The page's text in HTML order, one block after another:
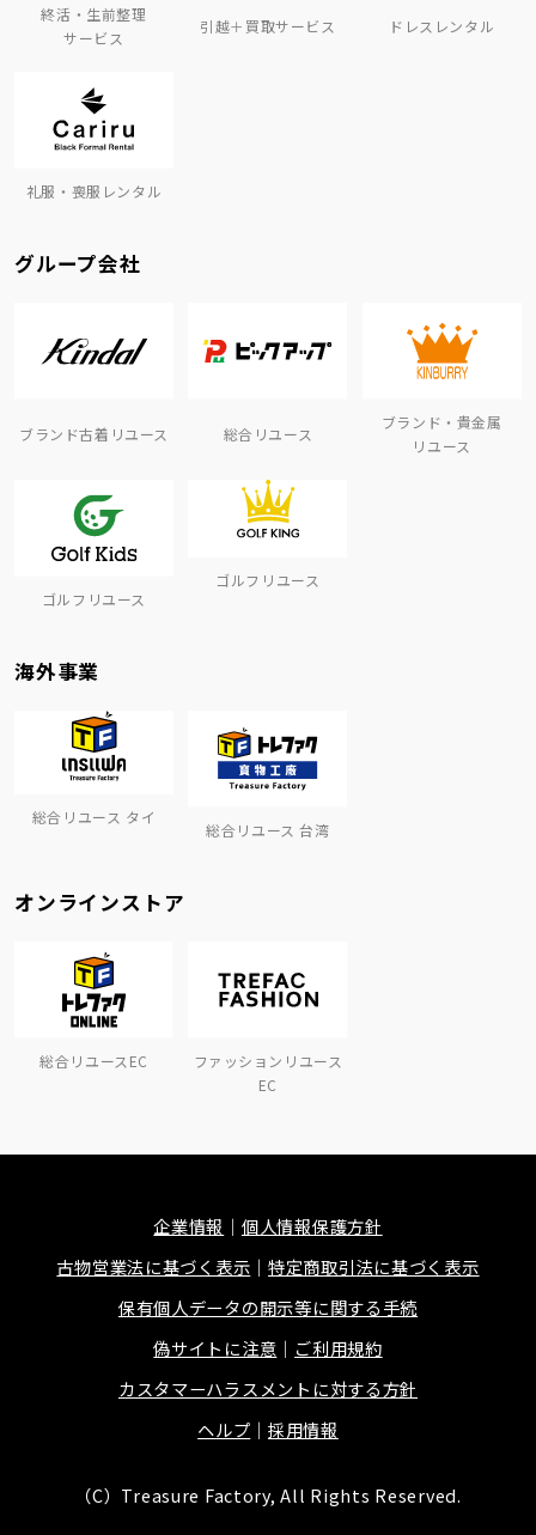
終活・生前整理
サービス
引越＋買取サービス ドレスレンタル
礼服・喪服レンタル
グループ会社
ブランド古着リユース 総合リユース
ブランド・貴金属
リユース
ゴルフリユース
ゴルフリユース
海外事業
総合リユース タイ
総合リユース 台湾
オンラインストア
総合リユースEC
ファッションリユース
EC
企業情報
個人情報保護方針
古物営業法に基づく表示
特定商取引法に基づく表示
保有個人データの開示等に関する手続
偽サイトに注意
ご利用規約
カスタマーハラスメントに対する方針
ヘルプ
採用情報
（C）Treasure Factory, All Rights Reserved.